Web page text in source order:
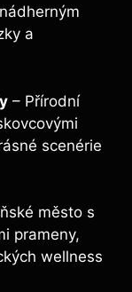
a
– Přírodní
scenérie
město s
prameny,
wellness